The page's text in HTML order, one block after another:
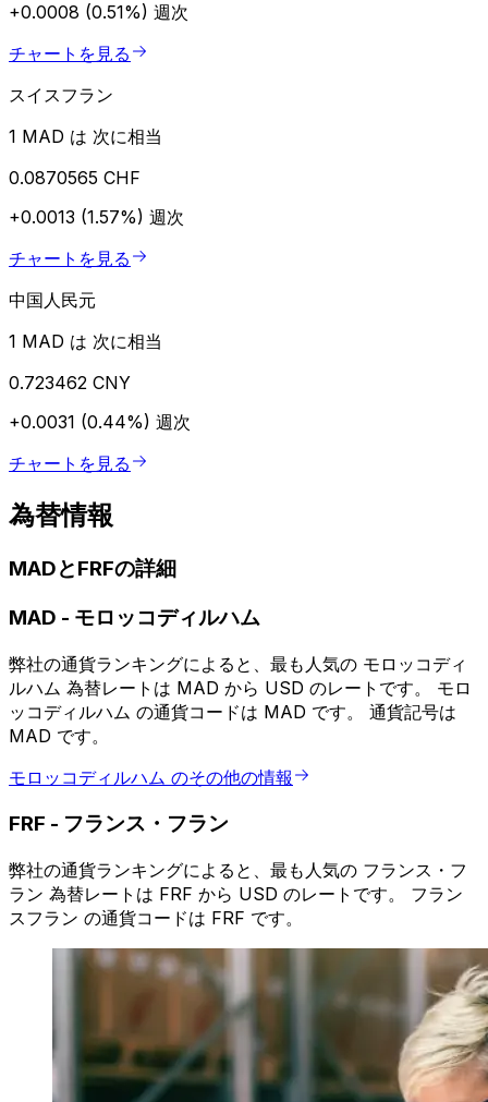
+0.0008 (0.51%) 週次
チャートを見る
スイスフラン
1 MAD は 次に相当
0.0870565 CHF
+0.0013 (1.57%) 週次
チャートを見る
中国人民元
1 MAD は 次に相当
0.723462 CNY
+0.0031 (0.44%) 週次
チャートを見る
為替情報
MADとFRFの詳細
MAD - モロッコディルハム
弊社の通貨ランキングによると、最も人気の モロッコディ
ルハム 為替レートは MAD から USD のレートです。 モロ
ッコディルハム の通貨コードは MAD です。 通貨記号は
MAD です。
モロッコディルハム のその他の情報
FRF - フランス・フラン
弊社の通貨ランキングによると、最も人気の フランス・フ
ラン 為替レートは FRF から USD のレートです。 フラン
スフラン の通貨コードは FRF です。